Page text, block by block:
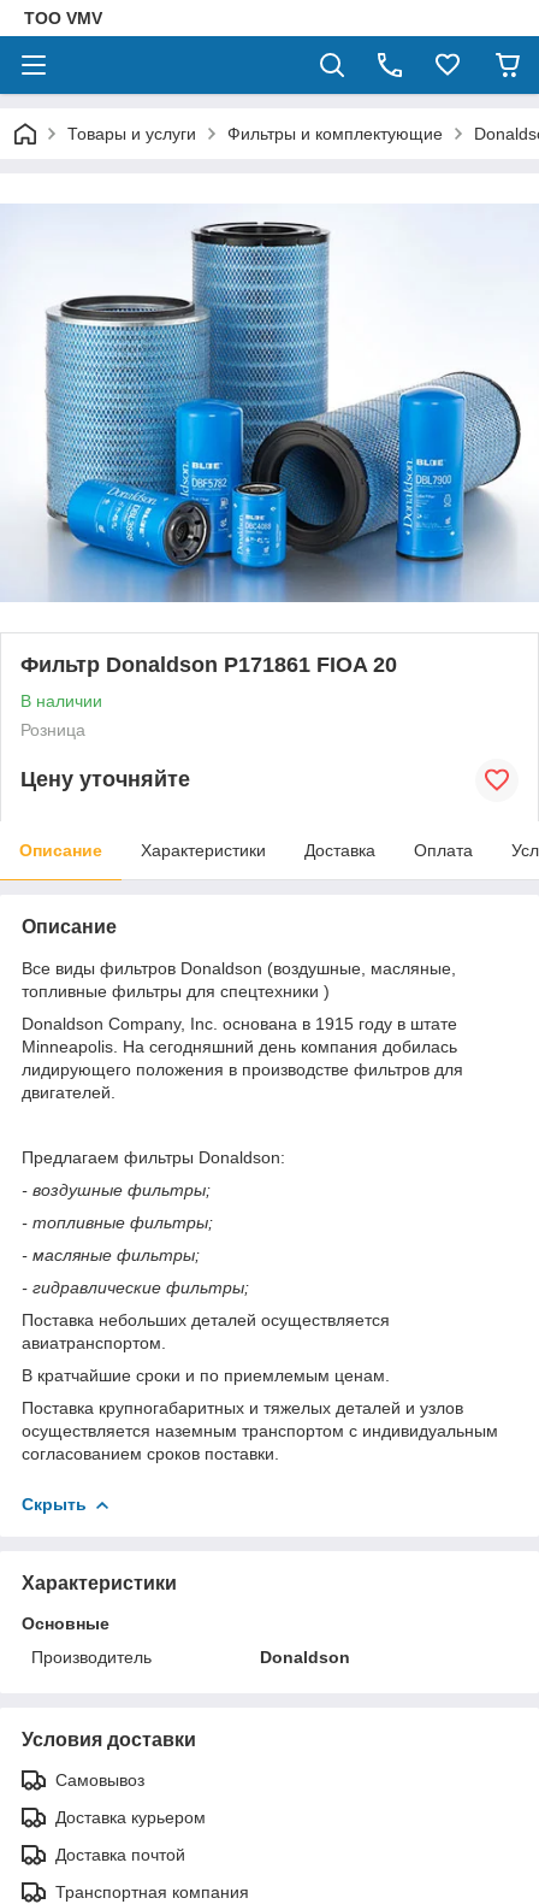
ТОО VMV
Товары и услуги Фильтры и комплектующие
Фильтр Donaldson P171861 FIOA 20
В наличии
Розница
Цену уточняйте
Описание Характеристики Доставка Оплата
Описание
Все виды фильтров Donaldson (воздушные, масляные,
топливные фильтры для спецтехники )
Donaldson Company, Inc. основана в 1915 году в штате
Minneapolis. На сегодняшний день компания добилась
лидирующего положения в производстве фильтров для
двигателей.
Предлагаем фильтры Donaldson:
- воздушные фильтры;
- топливные фильтры;
- масляные фильтры;
- гидравлические фильтры;
Поставка небольших деталей осуществляется
авиатранспортом.
В кратчайшие сроки и по приемлемым ценам.
Поставка крупногабаритных и тяжелых деталей и узлов
осуществляется наземным транспортом с индивидуальным
согласованием сроков поставки.
Скрыть
Характеристики
Основные
Производитель
Donaldson
Условия доставки
Самовывоз
Доставка курьером
Доставка почтой
Транспортная компания